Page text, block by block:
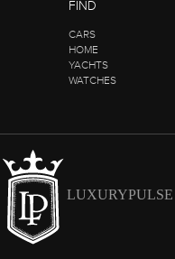
FIND
CARS
HOME
YACHTS
WATCHES
LUXURYPULSE